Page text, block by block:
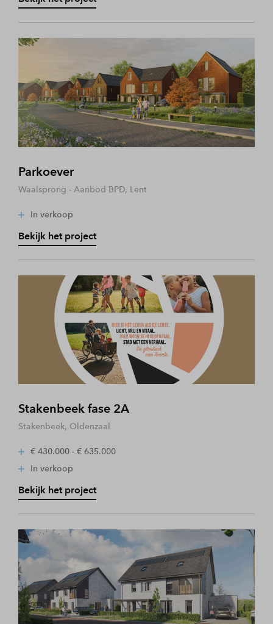
Parkoever
Waalsprong - Aanbod BPD, Lent
In verkoop
Bekijk het project
Stakenbeek fase 2A
Stakenbeek, Oldenzaal
€ 430.000 - € 635.000
In verkoop
Bekijk het project